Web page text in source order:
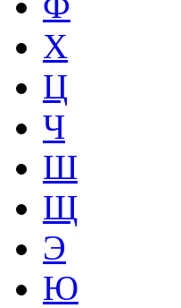
Х
Ц
Ч
Ш
Щ
Э
Ю